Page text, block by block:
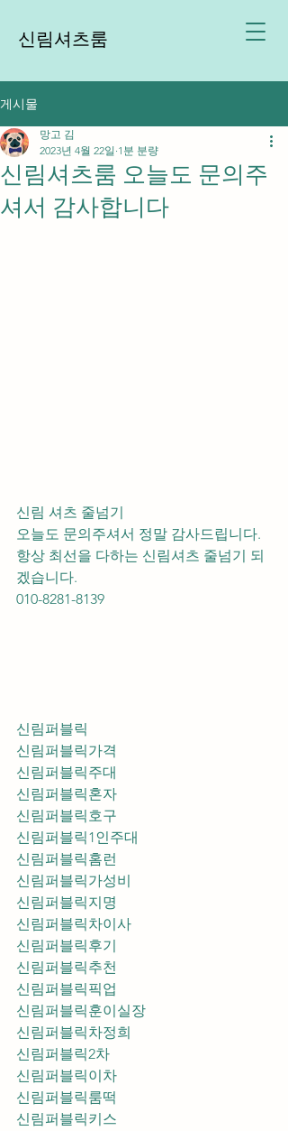
신림셔츠룸
게시물
신림셔츠룸 오늘도 문의주
셔서 감사합니다
망고 김
2023년 4월 22일 1분 분량
신림 셔츠 줄넘기
오늘도 문의주셔서 정말 감사드립니다.
항상 최선을 다하는 신림셔츠 줄넘기 되
겠습니다.
010-8281-8139
신림퍼블릭
신림퍼블릭가격
신림퍼블릭주대
신림퍼블릭혼자
신림퍼블릭호구
신림퍼블릭1인주대
신림퍼블릭홈런
신림퍼블릭가성비
신림퍼블릭지명
신림퍼블릭차이사
신림퍼블릭후기
신림퍼블릭추천
신림퍼블릭훈이실장
신림퍼블릭차정희
신림퍼블릭2차
신림퍼블릭이차
신림퍼블릭룸떡
신림퍼블릭키스